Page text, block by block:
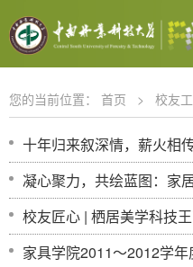
您的当前位置： 首页 > 校友
十年归来叙深情，薪火相传话未来—2012级艺术设计专业
凝心聚力，共绘蓝图：家居与艺术
校友匠心 | 栖居美学科技王育凯：“赋能未来·共绘蓝图
家具学院2011～2012学年度“评